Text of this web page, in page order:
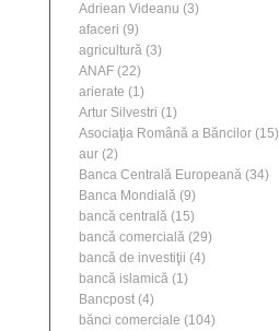
Adriean Videanu (3)
afaceri (9)
agricultură (3)
ANAF (22)
arierate (1)
Artur Silvestri (1)
Asociaţia Română a Băncilor (15)
aur (2)
Banca Centrală Europeană (34)
Banca Mondială (9)
bancă centrală (15)
bancă comercială (29)
bancă de investiţii (4)
bancă islamică (1)
Bancpost (4)
bănci comerciale (104)